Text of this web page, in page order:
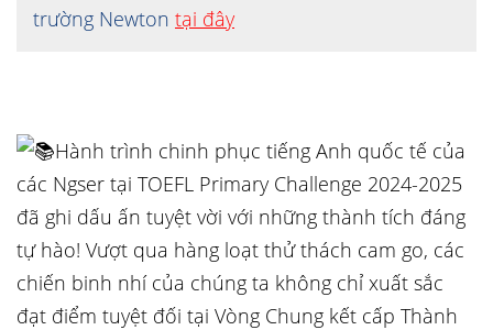
trường Newton tại đây
Hành trình chinh phục tiếng Anh quốc tế của
các Ngser tại TOEFL Primary Challenge 2024-2025
đã ghi dấu ấn tuyệt vời với những thành tích đáng
tự hào! Vượt qua hàng loạt thử thách cam go, các
chiến binh nhí của chúng ta không chỉ xuất sắc
đạt điểm tuyệt đối tại Vòng Chung kết cấp Thành